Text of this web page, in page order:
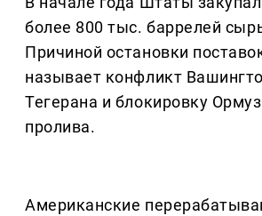
более 800 тыс. баррелей
Причиной остановки
называет конфликт
Тегерана и блокировку
пролива.
Американские